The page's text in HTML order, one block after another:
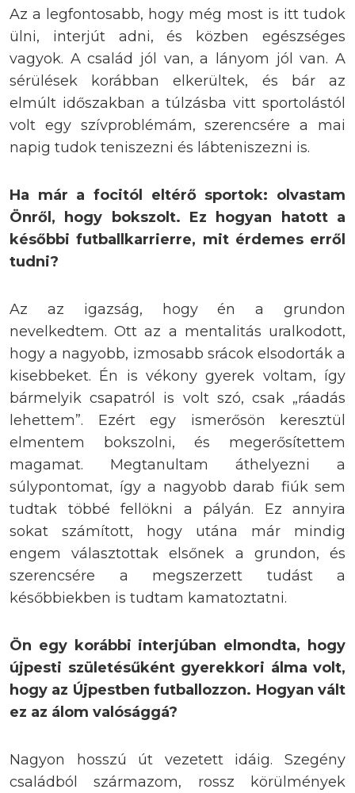
Az a legfontosabb, hogy még most is itt tudok
ülni, interjút adni, és közben egészséges
vagyok. A család jól van, a lányom jól van. A
sérülések korábban elkerültek, és bár az
elmúlt időszakban a túlzásba vitt sportolástól
volt egy szívproblémám, szerencsére a mai
napig tudok teniszezni és lábteniszezni is.
Ha már a focitól eltérő sportok: olvastam
Önről, hogy bokszolt. Ez hogyan hatott a
későbbi futballkarrierre, mit érdemes erről
tudni?
Az az igazság, hogy én a grundon
nevelkedtem. Ott az a mentalitás uralkodott,
hogy a nagyobb, izmosabb srácok elsodorták a
kisebbeket. Én is vékony gyerek voltam, így
bármelyik csapatról is volt szó, csak „ráadás
lehettem”. Ezért egy ismerősön keresztül
elmentem bokszolni, és megerősítettem
magamat. Megtanultam áthelyezni a
súlypontomat, így a nagyobb darab fiúk sem
tudtak többé fellökni a pályán. Ez annyira
sokat számított, hogy utána már mindig
engem választottak elsőnek a grundon, és
szerencsére a megszerzett tudást a
későbbiekben is tudtam kamatoztatni.
Ön egy korábbi interjúban elmondta, hogy
újpesti születésűként gyerekkori álma volt,
hogy az Újpestben futballozzon. Hogyan vált
ez az álom valósággá?
Nagyon hosszú út vezetett idáig. Szegény
családból származom, rossz körülmények